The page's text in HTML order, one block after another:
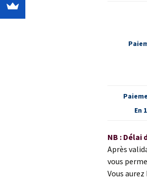
En
NB : Délai
Après
vous
Vous aurez